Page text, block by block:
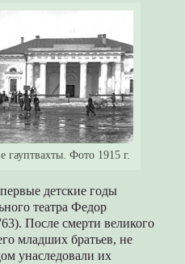
гауптвахты. Фото 1915 г.
детские годы
театра Федор
После смерти великого
младших братьев, не
унаследовали их